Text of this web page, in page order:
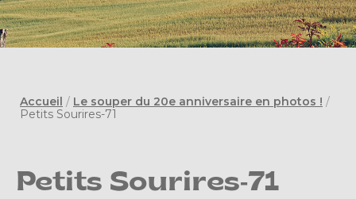
Accueil / Le souper du 20e anniversaire en photos ! /
Petits Sourires-71
Petits Sourires-71